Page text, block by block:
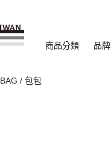
商品分類 品
BAG / 包包